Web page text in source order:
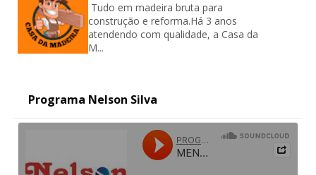
Tudo em madeira bruta para
construção e reforma.Há 3 anos
atendendo com qualidade, a Casa da
M...
Programa Nelson Silva